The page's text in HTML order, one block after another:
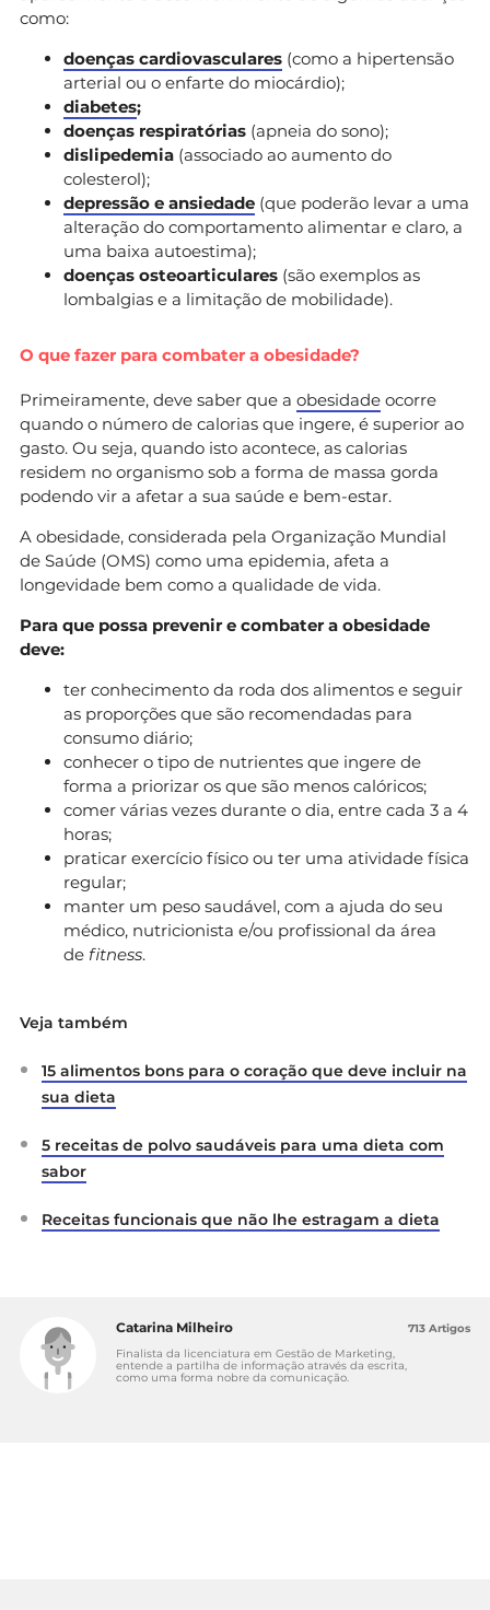
como:
doenças cardiovasculares (como a hipertensão
arterial ou o enfarte do miocárdio);
diabetes;
doenças respiratórias (apneia do sono);
dislipedemia (associado ao aumento do
colesterol);
depressão e ansiedade (que poderão levar a uma
alteração do comportamento alimentar e claro, a
uma baixa autoestima);
doenças osteoarticulares (são exemplos as
lombalgias e a limitação de mobilidade).
O que fazer para combater a obesidade?
Primeiramente, deve saber que a obesidade ocorre
quando o número de calorias que ingere, é superior ao
gasto. Ou seja, quando isto acontece, as calorias
residem no organismo sob a forma de massa gorda
podendo vir a afetar a sua saúde e bem-estar.
A obesidade, considerada pela Organização Mundial
de Saúde (OMS) como uma epidemia, afeta a
longevidade bem como a qualidade de vida.
Para que possa prevenir e combater a obesidade
deve:
ter conhecimento da roda dos alimentos e seguir
as proporções que são recomendadas para
consumo diário;
conhecer o tipo de nutrientes que ingere de
forma a priorizar os que são menos calóricos;
comer várias vezes durante o dia, entre cada 3 a 4
horas;
praticar exercício físico ou ter uma atividade física
regular;
manter um peso saudável, com a ajuda do seu
médico, nutricionista e/ou profissional da área
de fitness.
Veja também
15 alimentos bons para o coração que deve incluir na
sua dieta
5 receitas de polvo saudáveis para uma dieta com
sabor
Receitas funcionais que não lhe estragam a dieta
Catarina Milheiro
Finalista da licenciatura em Gestão de Marketing,
entende a partilha de informação através da escrita,
como uma forma nobre da comunicação.
713 Artigos